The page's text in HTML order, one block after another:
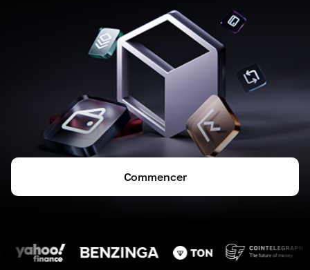
Commencer